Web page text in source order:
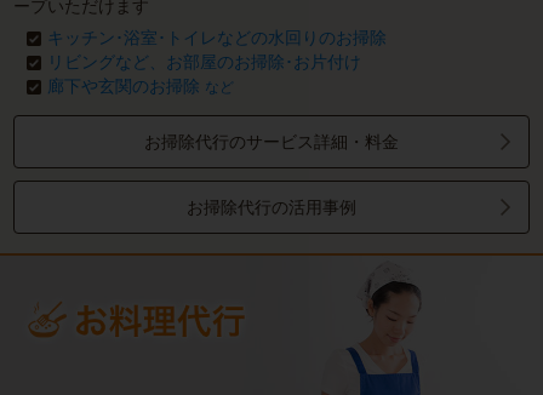
ープいただけます
キッチン･浴室･トイレなどの水回りのお掃除
リビングなど、お部屋のお掃除･お片付け
廊下や玄関のお掃除 など
お掃除代行のサービス詳細・料金
お掃除代行の活用事例